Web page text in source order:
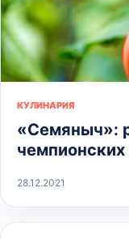
КУЛИНАРИЯ
«Семяныч»:
чемпионских
28.12.2021